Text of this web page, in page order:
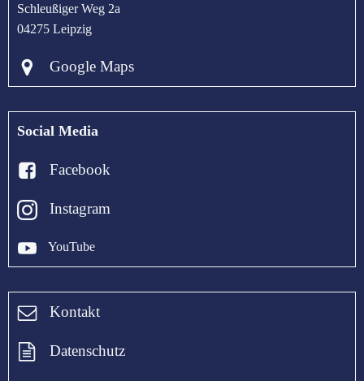
Schleußiger Weg 2a
04275 Leipzig
Google Maps
Social Media
Facebook
Instagram
YouTube
Kontakt
Datenschutz